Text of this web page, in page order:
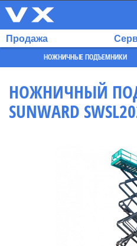
ВЫБРАННЫЙ
Продажа
НОЖНИЧНЫЕ ПОДЪЕМНИКИ
НОЖНИЧНЫЙ
SUNWARD